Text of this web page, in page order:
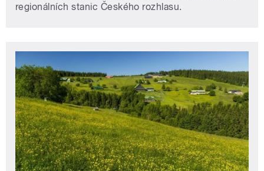
regionálních stanic Českého rozhlasu.